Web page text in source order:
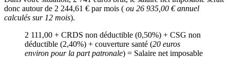
donc autour de 2 244,61 € par mois ( ou 26 935,00 € annuel
calculés sur 12 mois).
2 111,00 + CRDS non déductible (0,50%) + CSG non
déductible (2,40%) + couverture santé (20 euros
environ pour la part patronale) = Salaire net imposable